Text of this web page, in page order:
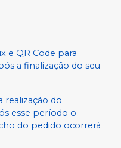
e QR Code para
a finalização do seu
realização do
esse período o
do pedido ocorrerá